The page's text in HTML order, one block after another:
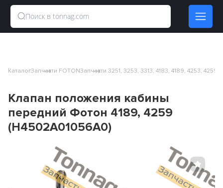
КаталогЗапчасти FOTONЗапчасти 3251, 3253, 3313, 4183, 4189, 4253, 4259
Клапан положения кабины
передний Фотон 4189, 4259
(H4502A01056A0)